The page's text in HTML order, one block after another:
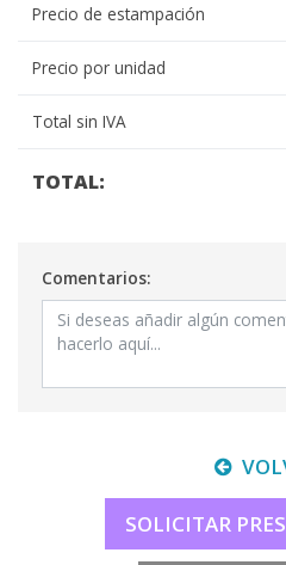
Precio de estampación
Precio por unidad
Total sin IVA
TOTAL:
Comentarios:
SOLICITAR